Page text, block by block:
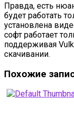
Правда, есть
будет работать
установлена
софт работает
поддерживая
скачивании.
Похожие